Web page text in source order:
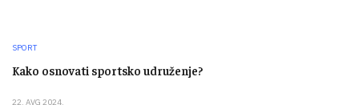
SPORT
Kako osnovati sportsko udruženje?
22. AVG 2024.